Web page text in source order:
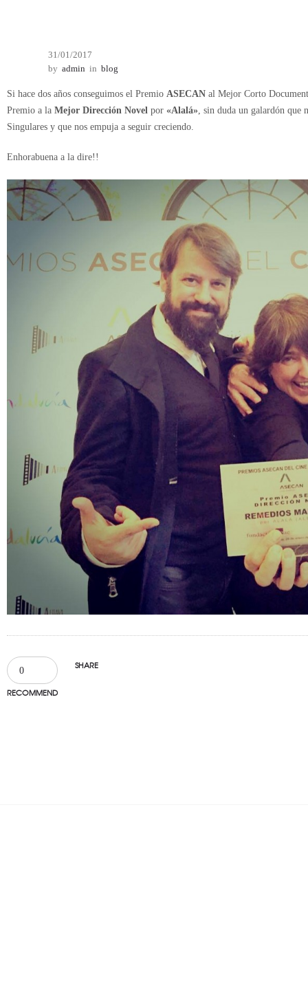
31/01/2017
by admin in blog
Si hace dos años conseguimos el Premio ASECAN al Mejor Corto
Premio a la Mejor Dirección Novel por «Alalá», sin duda un galardón que
Singulares y que nos empuja a seguir creciendo.
Enhorabuena a la dire!!
0
RECOMMEND
SHARE